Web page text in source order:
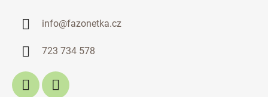
info@fazonetka.cz
723 734 578